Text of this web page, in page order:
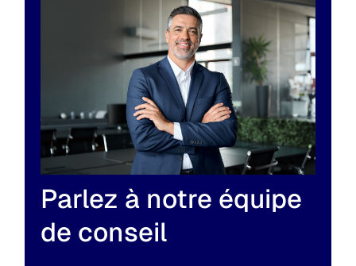
Parlez à notre équipe
de conseil